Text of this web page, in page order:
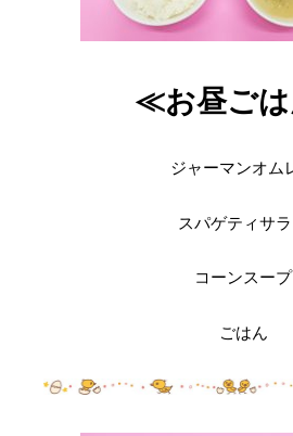
≪お昼ご
ジャーマンオム
スパゲティサ
コーンスープ
ごはん